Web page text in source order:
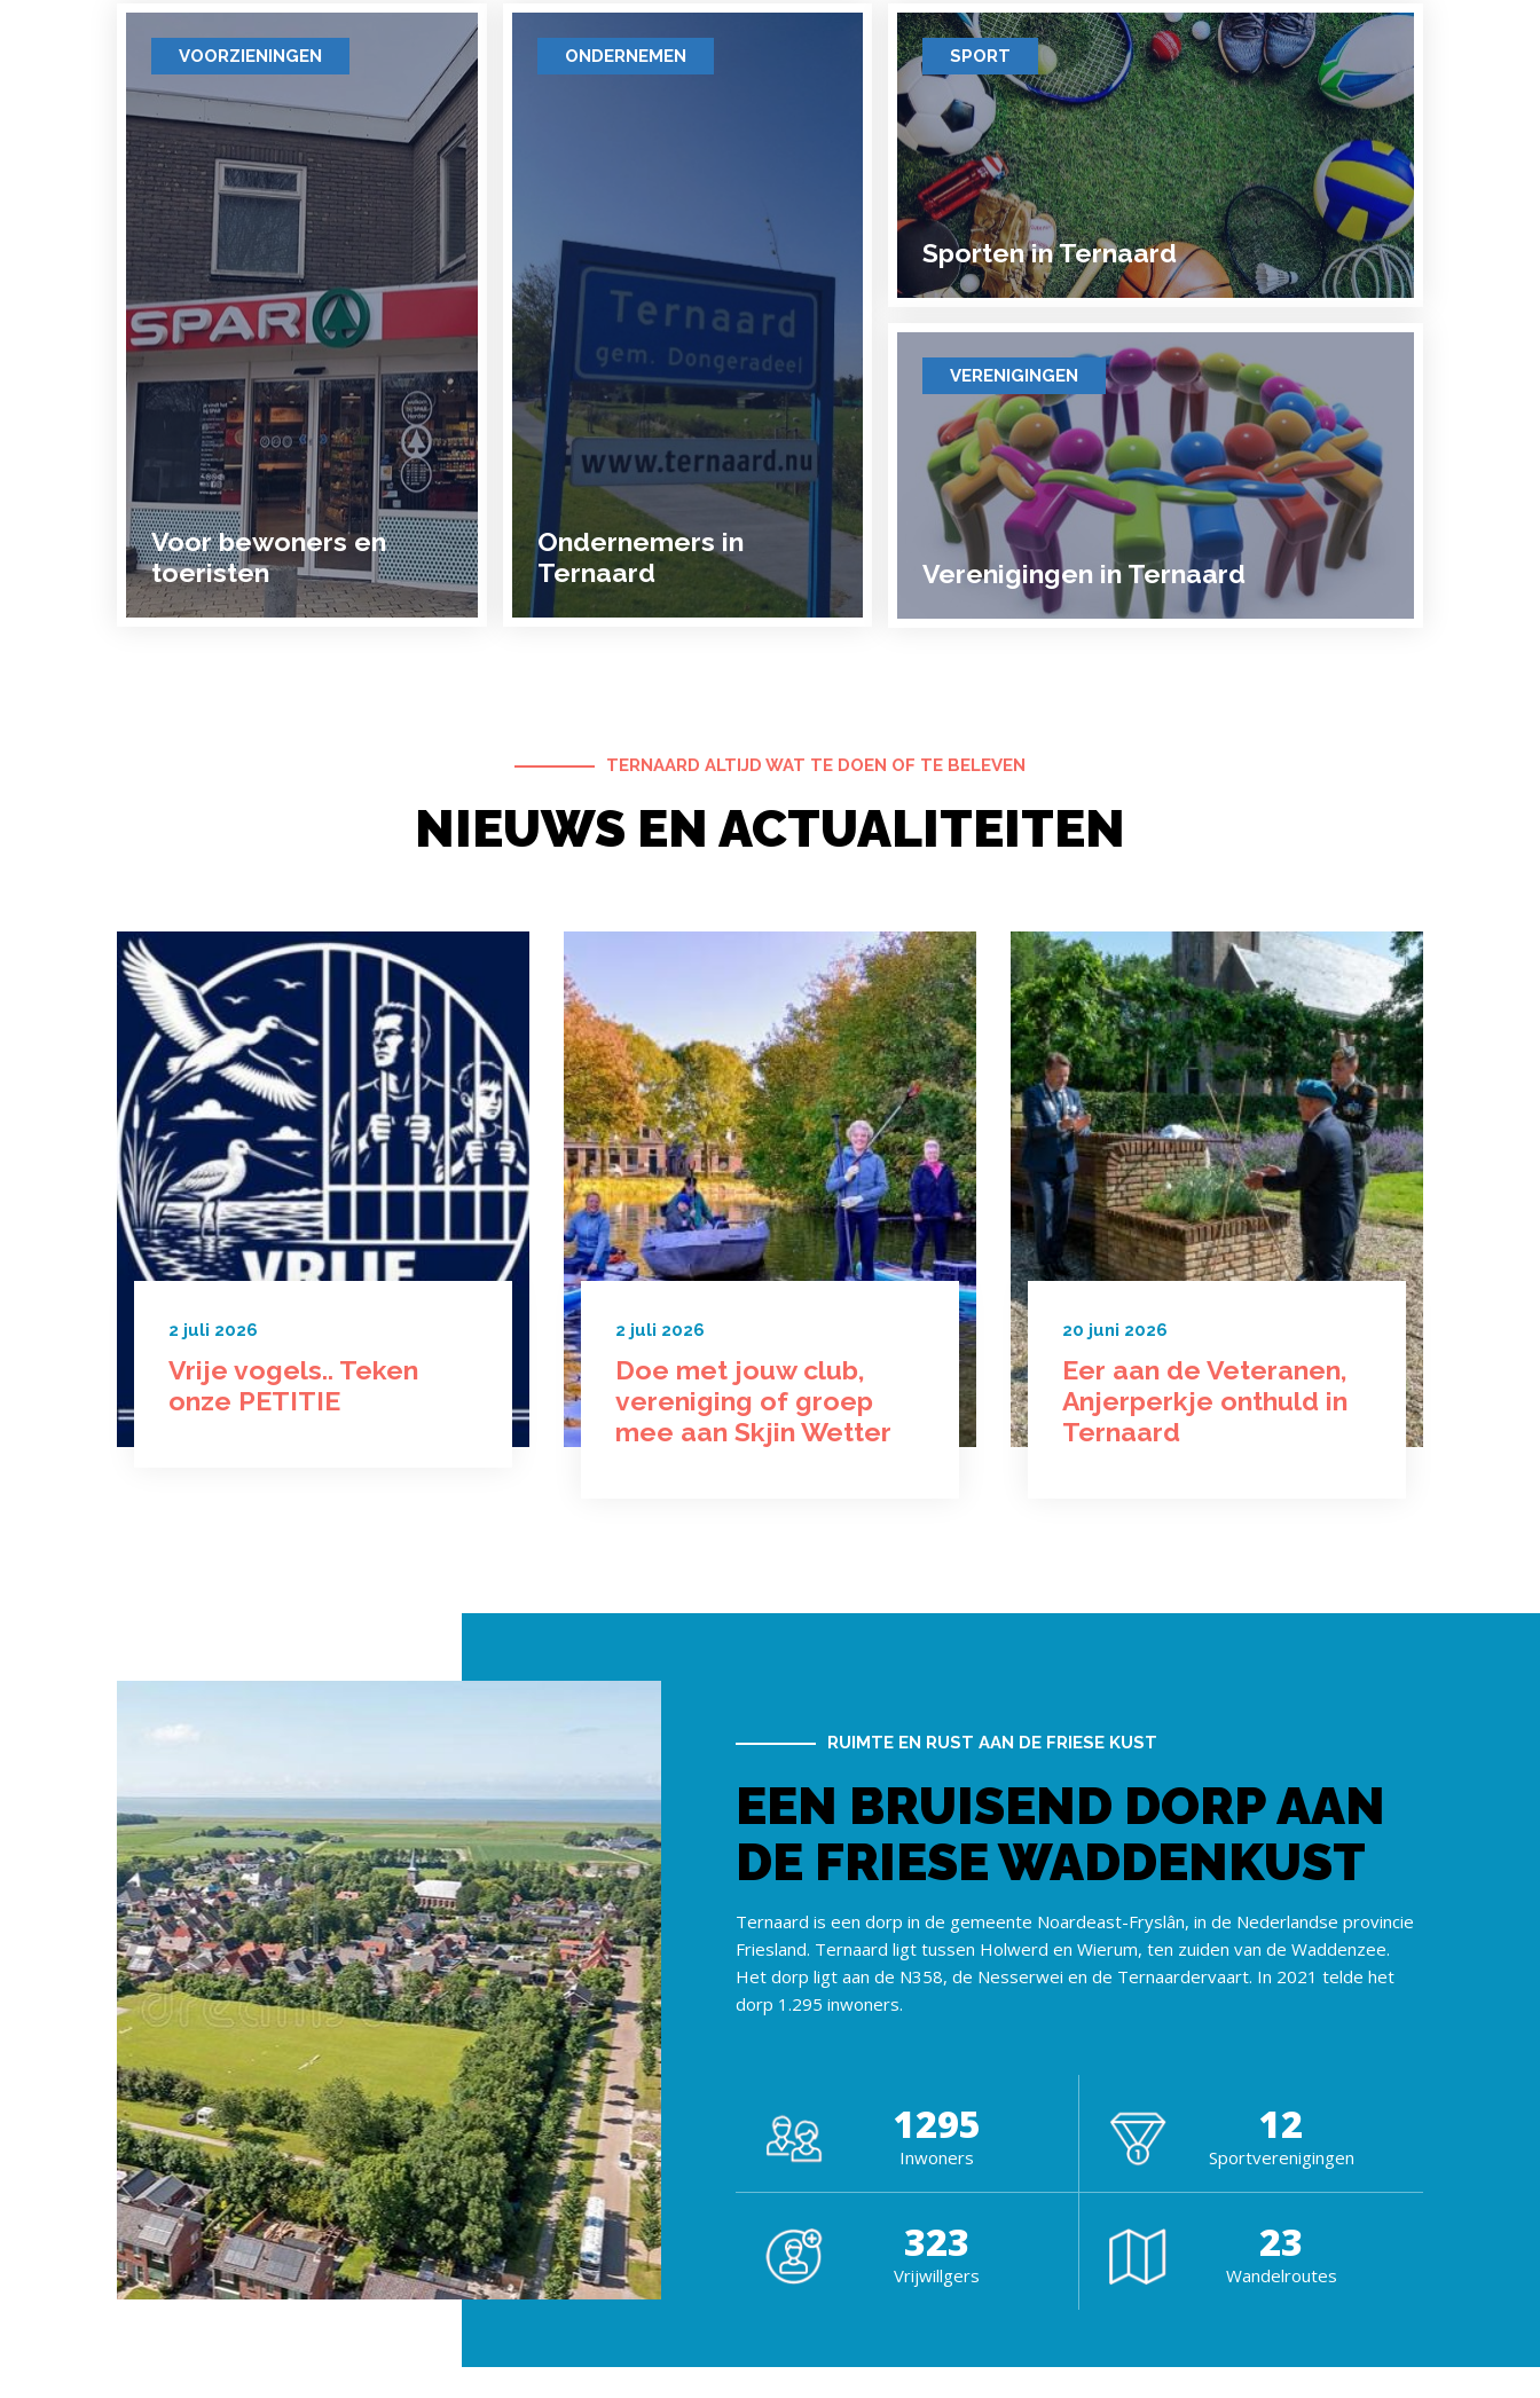
VOORZIENINGEN
Voor bewoners en
toeristen
ONDERNEMEN
Ondernemers in
Ternaard
SPORT
Sporten in Ternaard
VERENIGINGEN
Verenigingen in Ternaard
TERNAARD ALTIJD WAT TE DOEN OF TE BELEVEN
NIEUWS EN ACTUALITEITEN
2 juli 2026
Vrije vogels.. Teken
onze PETITIE
2 juli 2026
Doe met jouw club,
vereniging of groep
mee aan Skjin Wetter
20 juni 2026
Eer aan de Veteranen,
Anjerperkje onthuld in
Ternaard
RUIMTE EN RUST AAN DE FRIESE KUST
EEN BRUISEND DORP AAN
DE FRIESE WADDENKUST
Ternaard is een dorp in de gemeente Noardeast-Fryslân, in de Nederlandse provincie
Friesland. Ternaard ligt tussen Holwerd en Wierum, ten zuiden van de Waddenzee.
Het dorp ligt aan de N358, de Nesserwei en de Ternaardervaart. In 2021 telde het
dorp 1.295 inwoners.
1295
Inwoners
12
Sportverenigingen
323
Vrijwillgers
23
Wandelroutes